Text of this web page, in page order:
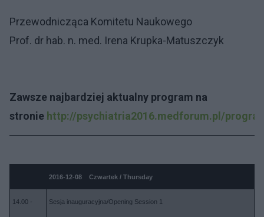
Przewodnicząca Komitetu Naukowego
Prof. dr hab. n. med. Irena Krupka-Matuszczyk
Zawsze najbardziej aktualny program na
stronie http://psychiatria2016.medforum.pl/
2016-12-08 Czwartek / Thursday
14.00 - Sesja inauguracyjna/Opening Session 1